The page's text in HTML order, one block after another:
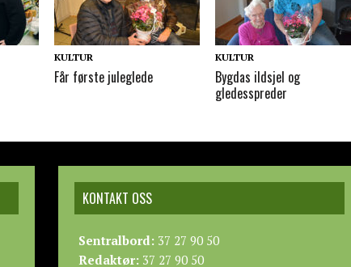
KULTUR
Får første juleglede
KULTUR
Bygdas ildsjel og
gledesspreder
KONTAKT OSS
Sentralbord: 37 27 90 50
Redaktør: 37 27 90 50